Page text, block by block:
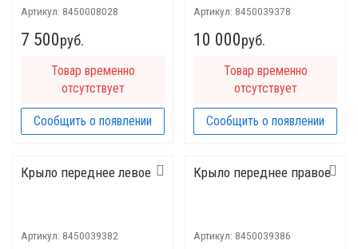
Артикул: 8450008028
7 500руб.
Товар временно
отсутствует
Сообщить о появлении
Артикул: 8450039378
10 000руб.
Товар временно
отсутствует
Сообщить о появлении
Крыло переднее левое
Артикул: 8450039382
Крыло переднее правое
Артикул: 8450039386